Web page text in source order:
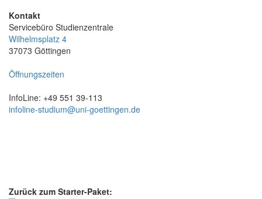
Kontakt
Servicebüro Studienzentrale
Wilhelmsplatz 4
37073 Göttingen
Öffnungszeiten
InfoLine: +49 551 39-113
infoline-studium@uni-goettingen.de
Zurück zum Starter-Paket: